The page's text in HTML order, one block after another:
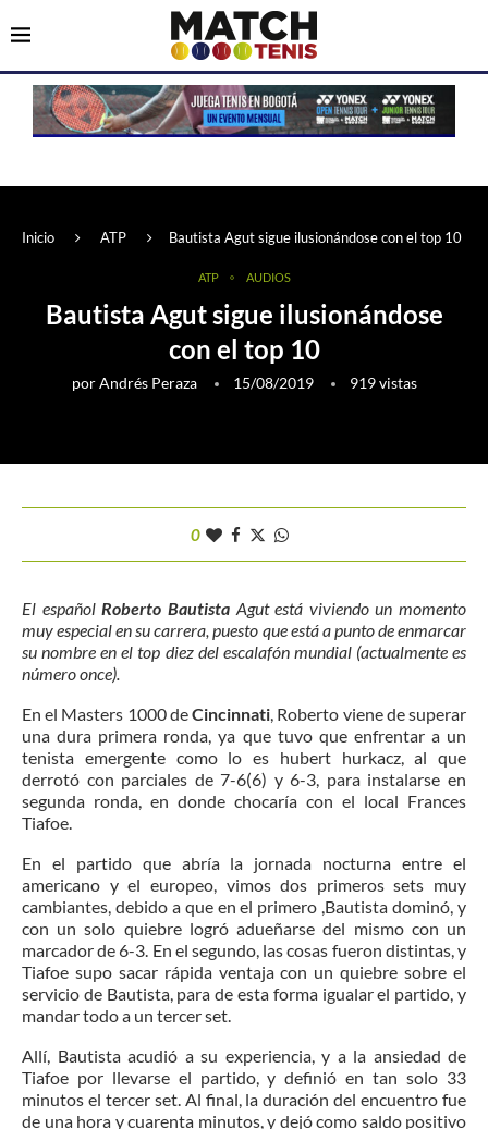
Inicio ATP Bautista Agut sigue ilusionándose con el top 10
ATP AUDIOS
Bautista Agut sigue ilusionándose
con el top 10
porAndrés Peraza 15/08/2019 919vistas
0
El españolRoberto BautistaAgut está viviendo un momento
muy especial en su carrera, puesto que está a punto de enmarcar
su nombre en el top diez del escalafón mundial (actualmente es
número once).
En el Masters 1000 deCincinnati, Roberto viene de superar
una dura primera ronda, ya que tuvo que enfrentar a un
tenista emergente como lo es hubert hurkacz, al que
derrotó con parciales de 7-6(6) y 6-3, para instalarse en
segunda ronda, en donde chocaría con el local Frances
Tiafoe.
En el partido que abría la jornada nocturna entre el
americano y el europeo, vimos dos primeros sets muy
cambiantes, debido a que en el primero ,Bautista dominó, y
con un solo quiebre logró adueñarse del mismo con un
marcador de 6-3. En el segundo, las cosas fueron distintas, y
Tiafoe supo sacar rápida ventaja con un quiebre sobre el
servicio de Bautista, para de esta forma igualar el partido, y
mandar todo a un tercer set.
Allí, Bautista acudió a su experiencia, y a la ansiedad de
Tiafoe por llevarse el partido, y definió en tan solo 33
minutos el tercer set. Al final, la duración del encuentro fue
de una hora y cuarenta minutos, y dejó como saldo positivo